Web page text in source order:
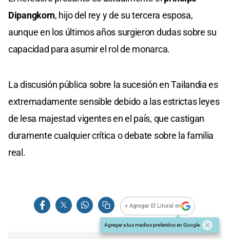
Dipangkorn, hijo del rey y de su tercera esposa,
aunque en los últimos años surgieron dudas sobre su
capacidad para asumir el rol de monarca.
La discusión pública sobre la sucesión en Tailandia es
extremadamente sensible debido a las estrictas leyes
de lesa majestad vigentes en el país, que castigan
duramente cualquier crítica o debate sobre la familia
real.
+ Agregar El Litoral en
Agregar a tus medios preferidos en Google